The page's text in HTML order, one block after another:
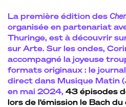
La première édition des
organisée en partenariat
Thuringe, est à découvrir
sur Arte. Sur les ondes,
accompagné la joyeuse
formats originaux : le
direct dans Musique Matin
en mai 2024, 43 épisodes
lors de l’émission le Bach